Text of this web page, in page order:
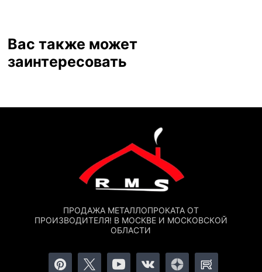
Вас также может
заинтересовать
ПРОДАЖА МЕТАЛЛОПРОКАТА ОТ
ПРОИЗВОДИТЕЛЯ! В МОСКВЕ И МОСКОВСКОЙ
ОБЛАСТИ